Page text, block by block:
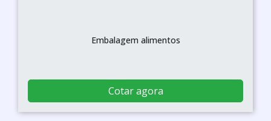
Embalagem alimentos
Cotar agora